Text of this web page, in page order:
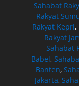
Sahabat
Rakyat
Rakyat Kepri
Rakyat
Sahabat
Babel,
Banten,
Jakarta,